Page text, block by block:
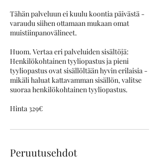
Tähän palveluun ei kuulu koontia päivästä -
varaudu siihen ottamaan mukaan omat
muistiinpanovälineet.
Huom. Vertaa eri palveluiden sisältöjä:
Henkilökohtainen tyyliopastus ja pieni
tyyliopastus ovat sisällöltään hyvin erilaisia -
mikäli haluat kattavamman sisällön, valitse
suoraa henkilökohtainen tyyliopastus.
Peruutusehdot